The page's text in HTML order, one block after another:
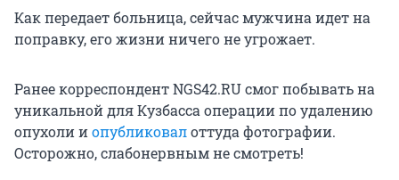
Как передает больница, сейчас мужчина идет на
поправку, его жизни ничего не угрожает.
Ранее корреспондент NGS42.RU смог побывать на
уникальной для Кузбасса операции по удалению
опухоли иопубликовалоттуда фотографии.
Осторожно, слабонервным не смотреть!